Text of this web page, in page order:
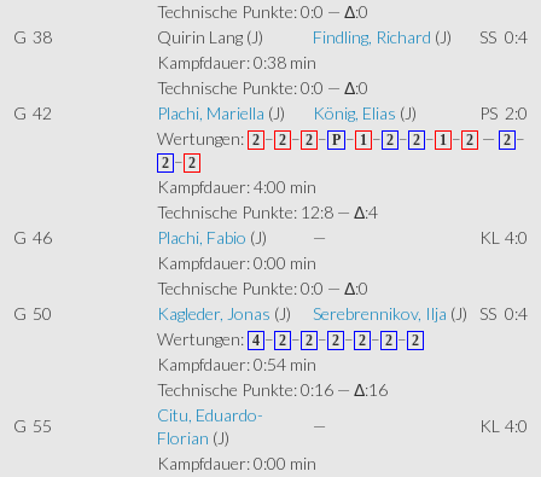
Technische Punkte: 0:0 — Δ:0
G 38 Quirin Lang (J) Findling, Richard (J) SS 0:4
Kampfdauer: 0:38 min
Technische Punkte: 0:0 — Δ:0
G 42 Plachi, Mariella (J) König, Elias (J) PS 2:0
Wertungen: 2 – 2 – 2 – P – 1 – 2 – 2 – 1 – 2 — 2 –
2 – 2
Kampfdauer: 4:00 min
Technische Punkte: 12:8 — Δ:4
G 46 Plachi, Fabio (J) — KL 4:0
Kampfdauer: 0:00 min
Technische Punkte: 0:0 — Δ:0
G 50 Kagleder, Jonas (J) Serebrennikov, Ilja (J) SS 0:4
Wertungen: 4 – 2 – 2 – 2 – 2 – 2 – 2
Kampfdauer: 0:54 min
Technische Punkte: 0:16 — Δ:16
G 55
Citu, Eduardo-
Florian (J)
— KL 4:0
Kampfdauer: 0:00 min